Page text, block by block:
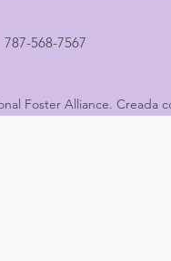
787-568-7567
Foster Alliance. Creada